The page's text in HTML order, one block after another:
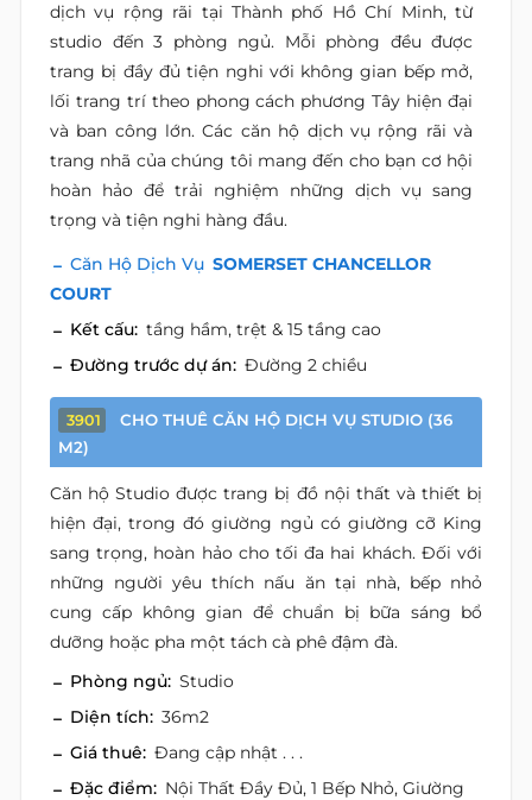
dịch vụ rộng rãi tại Thành phố Hồ Chí Minh, từ
studio đến 3 phòng ngủ. Mỗi phòng đều được
trang bị đầy đủ tiện nghi với không gian bếp mở,
lối trang trí theo phong cách phương Tây hiện đại
và ban công lớn. Các căn hộ dịch vụ rộng rãi và
trang nhã của chúng tôi mang đến cho bạn cơ hội
hoàn hảo để trải nghiệm những dịch vụ sang
trọng và tiện nghi hàng đầu.
Căn Hộ Dịch Vụ SOMERSET CHANCELLOR
COURT
Kết cấu: tầng hầm, trệt & 15 tầng cao
Đường trước dự án: Đường 2 chiều
3901
CHO THUÊ CĂN HỘ DỊCH VỤ STUDIO (36
M2)
Căn hộ Studio được trang bị đồ nội thất và thiết bị
hiện đại, trong đó giường ngủ có giường cỡ King
sang trọng, hoàn hảo cho tối đa hai khách. Đối với
những người yêu thích nấu ăn tại nhà, bếp nhỏ
cung cấp không gian để chuẩn bị bữa sáng bổ
dưỡng hoặc pha một tách cà phê đậm đà.
Phòng ngủ: Studio
Diện tích: 36m2
Giá thuê: Đang cập nhật . . .
Đặc điểm: Nội Thất Đầy Đủ, 1 Bếp Nhỏ, Giường